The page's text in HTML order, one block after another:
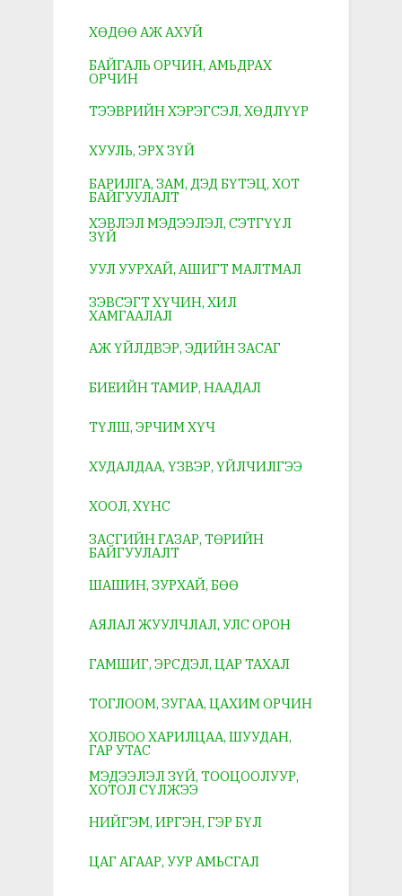
ХӨДӨӨ АЖ АХУЙ
БАЙГАЛЬ ОРЧИН, АМЬДРАХ
ОРЧИН
ТЭЭВРИЙН ХЭРЭГСЭЛ, ХӨДЛҮҮР
ХУУЛЬ, ЭРХ ЗҮЙ
БАРИЛГА, ЗАМ, ДЭД БҮТЭЦ, ХОТ
БАЙГУУЛАЛТ
ХЭВЛЭЛ МЭДЭЭЛЭЛ, СЭТГҮҮЛ
ЗҮЙ
УУЛ УУРХАЙ, АШИГТ МАЛТМАЛ
ЗЭВСЭГТ ХҮЧИН, ХИЛ
ХАМГААЛАЛ
АЖ ҮЙЛДВЭР, ЭДИЙН ЗАСАГ
БИЕИЙН ТАМИР, НААДАЛ
ТҮЛШ, ЭРЧИМ ХҮЧ
ХУДАЛДАА, ҮЗВЭР, ҮЙЛЧИЛГЭЭ
ХООЛ, ХҮНС
ЗАСГИЙН ГАЗАР, ТӨРИЙН
БАЙГУУЛАЛТ
ШАШИН, ЗУРХАЙ, БӨӨ
АЯЛАЛ ЖУУЛЧЛАЛ, УЛС ОРОН
ГАМШИГ, ЭРСДЭЛ, ЦАР ТАХАЛ
ТОГЛООМ, ЗУГАА, ЦАХИМ ОРЧИН
ХОЛБОО ХАРИЛЦАА, ШУУДАН,
ГАР УТАС
МЭДЭЭЛЭЛ ЗҮЙ, ТООЦООЛУУР,
ХОТОЛ СҮЛЖЭЭ
НИЙГЭМ, ИРГЭН, ГЭР БҮЛ
ЦАГ АГААР, УУР АМЬСГАЛ